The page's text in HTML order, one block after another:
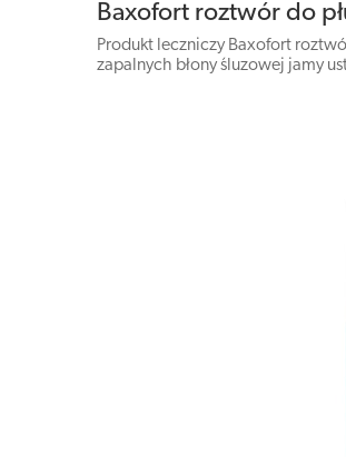
Baxofort roztwór do
Produkt leczniczy Baxofort
zapalnych błony śluzowej jamy